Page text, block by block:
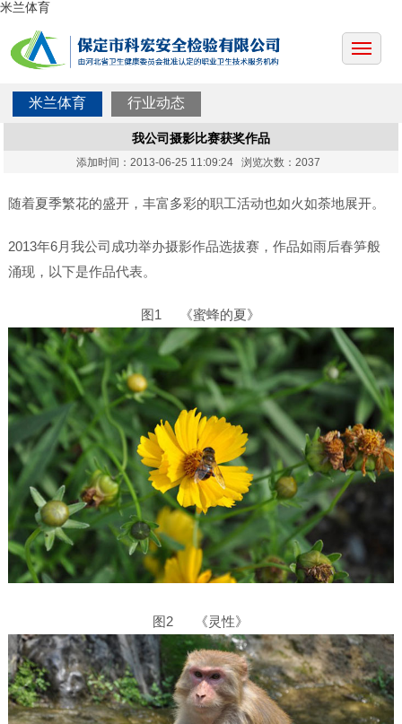
米兰体育
米兰体育 行业动态
我公司摄影比赛获奖作品
添加时间：2013-06-25 11:09:24 浏览次数：2037
随着夏季繁花的盛开，丰富多彩的职工活动也如火如荼地展开。
2013年6月我公司成功举办摄影作品选拔赛，作品如雨后春笋般
涌现，以下是作品代表。
图1 《蜜蜂的夏》
图2 《灵性》